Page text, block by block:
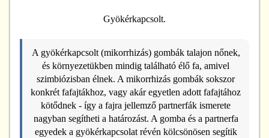
Gyökérkapcsolt.
A gyökérkapcsolt (mikorrhizás) gombák talajon nőnek,
és környezetükben mindig található élő fa, amivel
szimbiózisban élnek. A mikorrhizás gombák sokszor
konkrét fafajtákhoz, vagy akár egyetlen adott fafajtához
kötődnek - így a fajra jellemző partnerfák ismerete
nagyban segítheti a határozást. A gomba és a partnerfa
egyedek a gyökérkapcsolat révén kölcsönösen segítik